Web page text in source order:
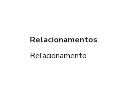
Relacionamentos
Relacionamento